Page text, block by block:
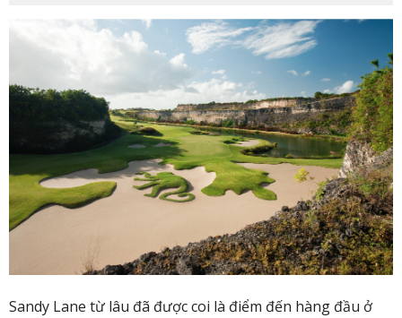
Sandy Lane từ lâu đã được coi là điểm đến hàng đầu ở